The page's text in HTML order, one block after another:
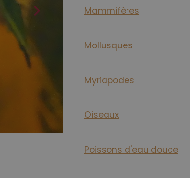
Mammifères
Mollusques
Myriapodes
Oiseaux
Poissons d'eau douce